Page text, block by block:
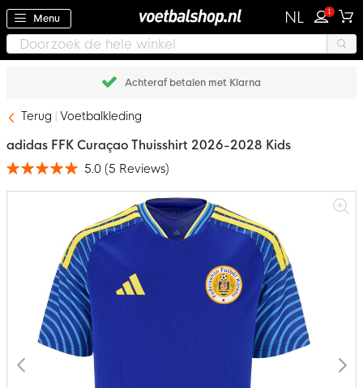
Menu NL 1
Achteraf betalen met Klarna
Terug Voetbalkleding
afbeeldingen-
adidas FFK Curaçao Thuisshirt 2026-2028 Kids
Waardering: 5.0 (5 Reviews)